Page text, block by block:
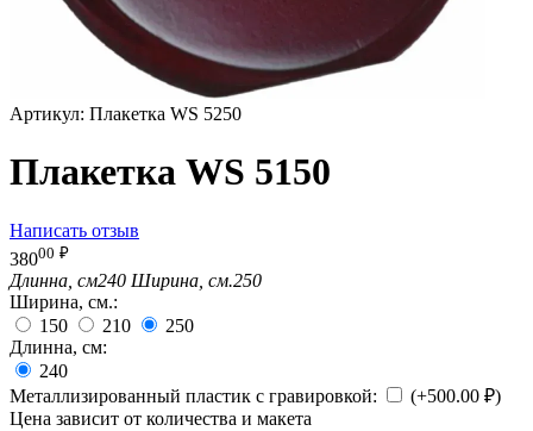
Артикул: Плакетка WS 5250
Плакетка WS 5150
Написать отзыв
38000 ₽
Длинна, см240 Ширина, см.250
Ширина, см.:
150
210
250
Длинна, см:
240
Металлизированный пластик с гравировкой:
(+500.00 ₽)
Цена зависит от количества и макета